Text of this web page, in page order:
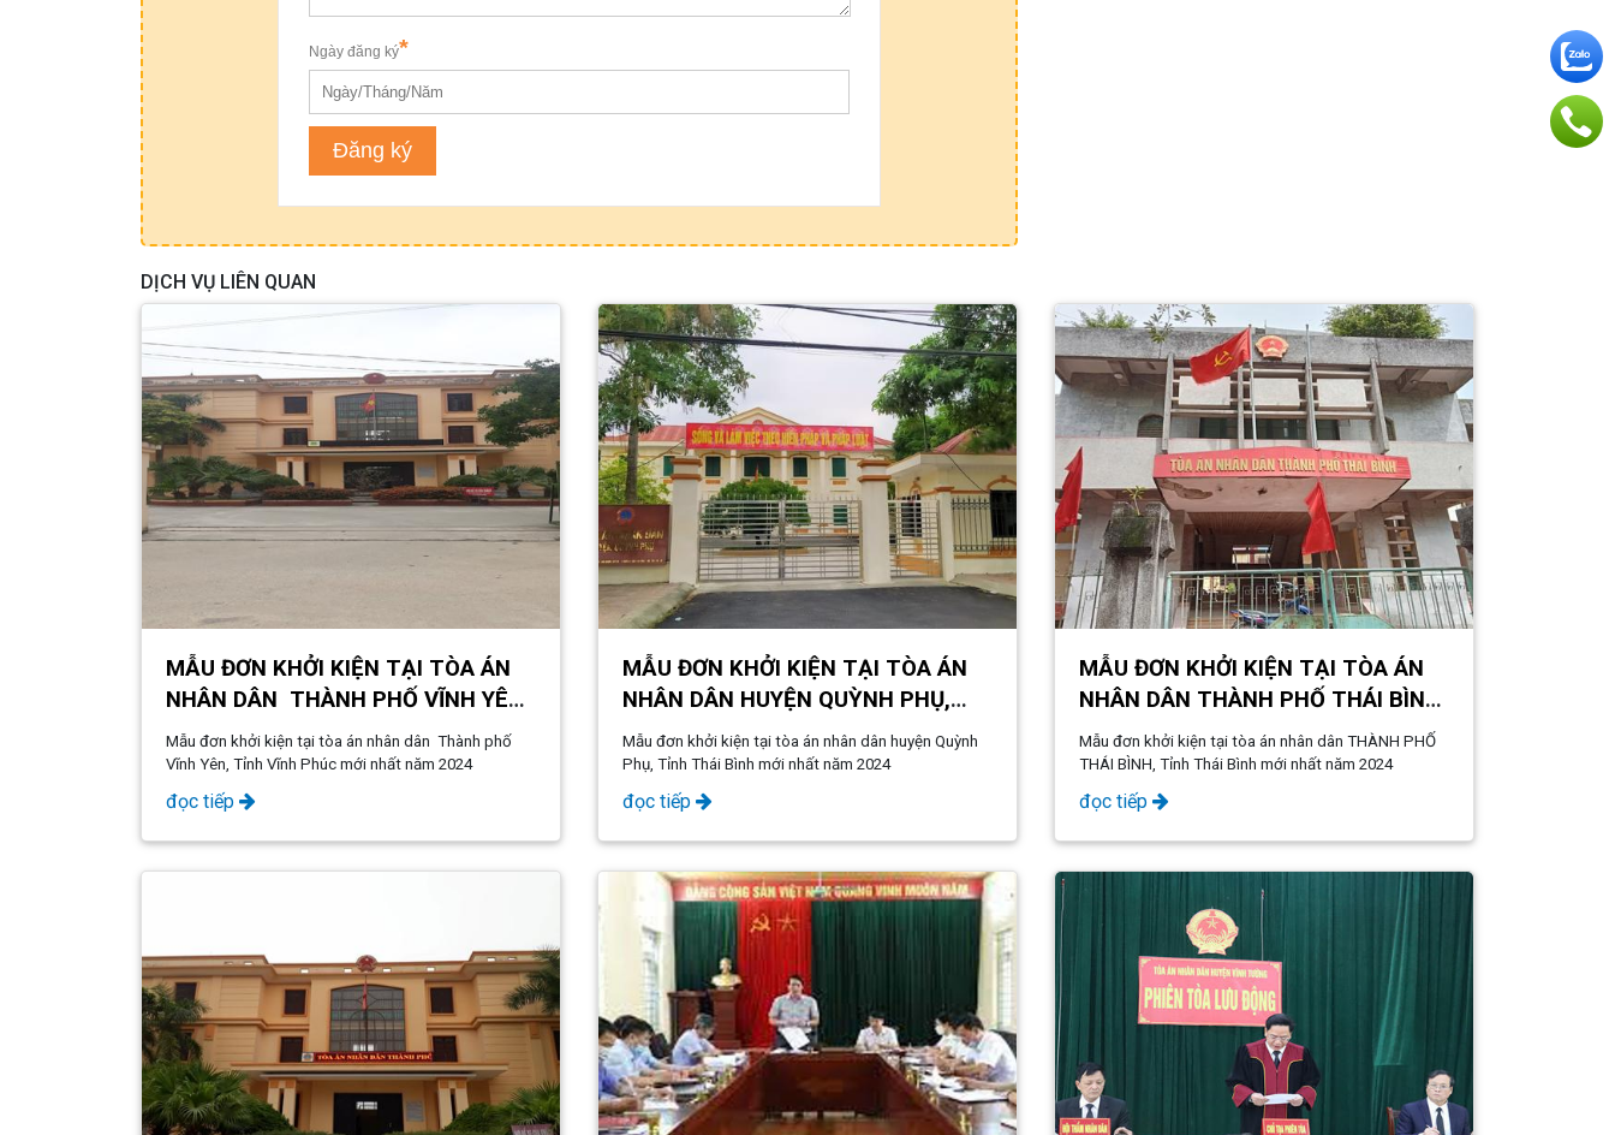
DỊCH VỤ LIÊN QUAN
MẪU ĐƠN KHỞI KIỆN TẠI TÒA ÁN
NHÂN DÂN THÀNH PHỐ VĨNH YÊN,
TỈNH VĨNH PHÚC MỚI NHẤT NĂM
2024
Mẫu đơn khởi kiện tại tòa án nhân dân Thành phố
Vĩnh Yên, Tỉnh Vĩnh Phúc mới nhất năm 2024
đọc tiếp
MẪU ĐƠN KHỞI KIỆN TẠI TÒA ÁN
NHÂN DÂN HUYỆN QUỲNH PHỤ,
TỈNH THÁI BÌNH MỚI NHẤT NĂM
2024
Mẫu đơn khởi kiện tại tòa án nhân dân huyện Quỳnh
Phụ, Tỉnh Thái Bình mới nhất năm 2024
đọc tiếp
MẪU ĐƠN KHỞI KIỆN TẠI TÒA ÁN
NHÂN DÂN THÀNH PHỐ THÁI BÌNH,
TỈNH THÁI BÌNH MỚI NHẤT NĂM
2024
Mẫu đơn khởi kiện tại tòa án nhân dân THÀNH PHỐ
THÁI BÌNH, Tỉnh Thái Bình mới nhất năm 2024
đọc tiếp